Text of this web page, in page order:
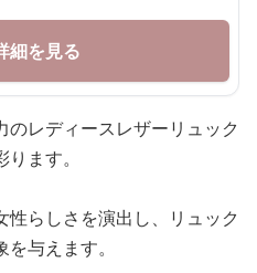
細を見る
レディースレザーリュック
ます。
らしさを演出し、リュック
与えます。